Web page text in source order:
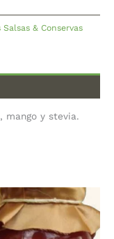
& Conservas
mango y stevia.